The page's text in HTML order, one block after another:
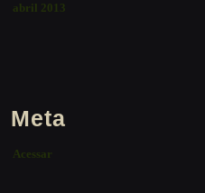
abril 2013
Meta
Acessar